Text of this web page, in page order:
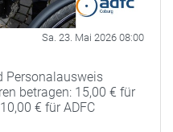
Sa. 23. Mai 2026 08:00
Personalausweis
betragen: 15,00 € für
€ für ADFC